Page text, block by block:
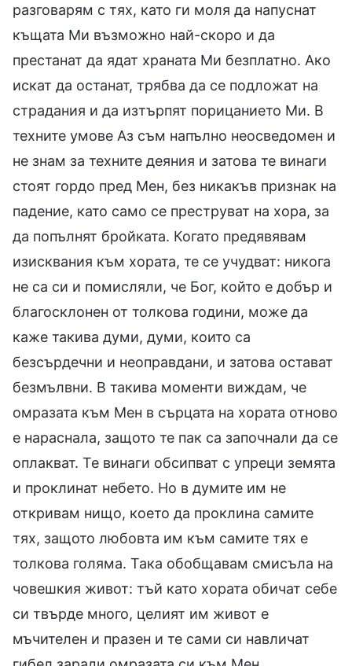
разговарям с тях, като ги моля да напуснат
къщата Ми възможно най-скоро и да
престанат да ядат храната Ми безплатно. Ако
искат да останат, трябва да се подложат на
страдания и да изтърпят порицанието Ми. В
техните умове Аз съм напълно неосведомен и
не знам за техните деяния и затова те винаги
стоят гордо пред Мен, без никакъв признак на
падение, като само се преструват на хора, за
да попълнят бройката. Когато предявявам
изисквания към хората, те се учудват: никога
не са си и помисляли, че Бог, който е добър и
благосклонен от толкова години, може да
каже такива думи, думи, които са
безсърдечни и неоправдани, и затова остават
безмълвни. В такива моменти виждам, че
омразата към Мен в сърцата на хората отново
е нараснала, защото те пак са започнали да се
оплакват. Те винаги обсипват с упреци земята
и проклинат небето. Но в думите им не
откривам нищо, което да проклина самите
тях, защото любовта им към самите тях е
толкова голяма. Така обобщавам смисъла на
човешкия живот: тъй като хората обичат себе
си твърде много, целият им живот е
мъчителен и празен и те сами си навличат